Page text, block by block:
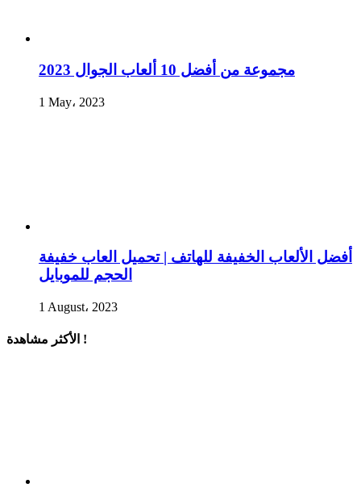
مجموعة من أفضل 10 ألعاب الجوال 2023
1 May، 2023
أفضل الألعاب الخفيفة للهاتف | تحميل العاب خفيفة
الحجم للموبايل
1 August، 2023
الأكثر مشاهدة !